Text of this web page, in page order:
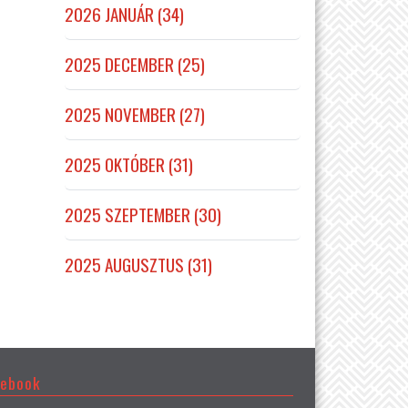
2026 JANUÁR (34)
2025 DECEMBER (25)
2025 NOVEMBER (27)
2025 OKTÓBER (31)
2025 SZEPTEMBER (30)
2025 AUGUSZTUS (31)